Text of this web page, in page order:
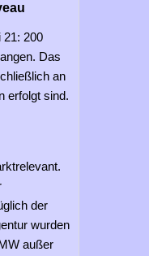
21: 200
Das
an
erfolgt sind.
der
wurden
außer